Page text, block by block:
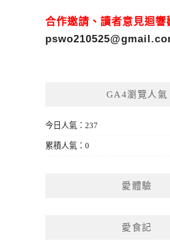
合作邀請、讀者意見迴響
GA4瀏覽人氣
今日人氣：237
累積人氣：0
愛體驗
愛食記